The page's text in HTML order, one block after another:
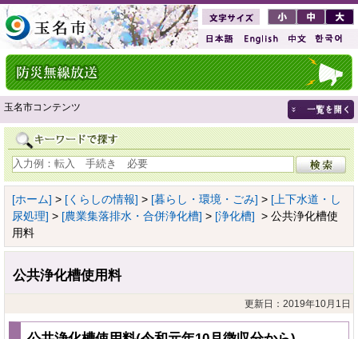
玉名市コンテンツ
[ホーム] > [くらしの情報] > [暮らし・環境・ごみ] > [上下水道・し
尿処理] > [農業集落排水・合併浄化槽] > [浄化槽] > 公共浄化槽使
用料
公共浄化槽使用料
更新日：2019年10月1日